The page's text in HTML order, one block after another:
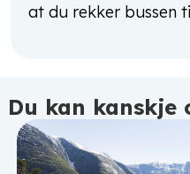
at du rekker bussen
Du kan